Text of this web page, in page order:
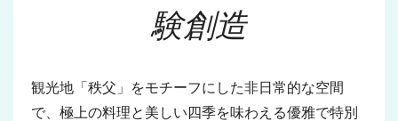
験創造
観光地「秩父」をモチーフにした非日常的な空間
で、極上の料理と美しい四季を味わえる優雅で特別